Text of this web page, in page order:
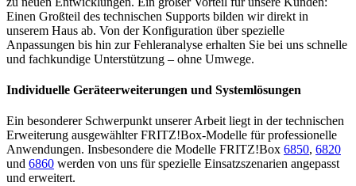
Einen Großteil des technischen Supports bilden wir direkt in
unserem Haus ab. Von der Konfiguration über spezielle
Anpassungen bis hin zur Fehleranalyse erhalten Sie bei uns schnelle
und fachkundige Unterstützung – ohne Umwege.
Individuelle Geräteerweiterungen und Systemlösungen
Ein besonderer Schwerpunkt unserer Arbeit liegt in der technischen
Erweiterung ausgewählter FRITZ!Box-Modelle für professionelle
Anwendungen. Insbesondere die Modelle FRITZ!Box 6850, 6820
und 6860 werden von uns für spezielle Einsatzszenarien angepasst
und erweitert.